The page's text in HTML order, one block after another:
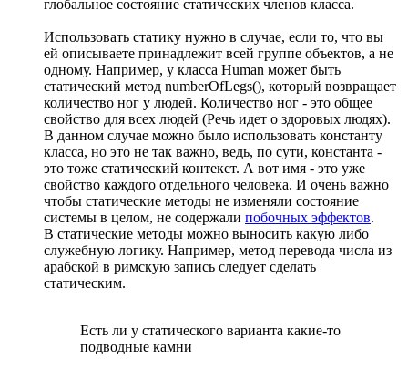
глобальное состояние статических членов класса.
Использовать статику нужно в случае, если то, что вы
ей описываете принадлежит всей группе объектов, а не
одному. Например, у класса Human может быть
статический метод numberOfLegs(), который возвращает
количество ног у людей. Количество ног - это общее
свойство для всех людей (Речь идет о здоровых людях).
В данном случае можно было использовать константу
класса, но это не так важно, ведь, по сути, константа -
это тоже статический контекст. А вот имя - это уже
свойство каждого отдельного человека. И очень важно
чтобы статические методы не изменяли состояние
системы в целом, не содержали побочных эффектов.
В статические методы можно выносить какую либо
служебную логику. Например, метод перевода числа из
арабской в римскую запись следует сделать
статическим.
Есть ли у статического варианта какие-то
подводные камни